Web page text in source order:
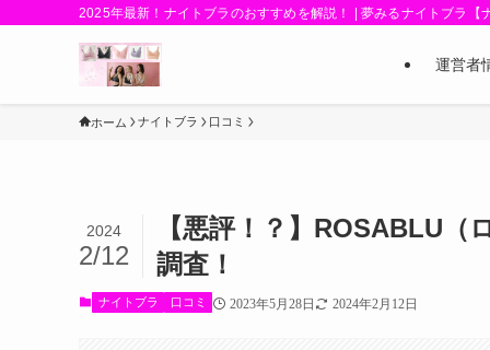
2025年最新！ナイトブラのおすすめを解説！ | 夢みるナイトブラ【
運営者
ホーム ナイトブラ 口コミ
【悪評！？】ROSABLU
調査！
2024
2/12
ナイトブラ 口コミ 2023年5月28日 2024年2月12日